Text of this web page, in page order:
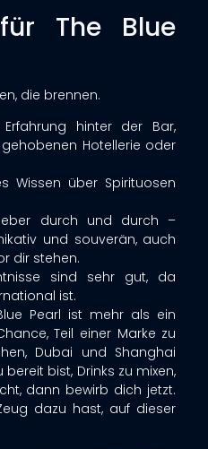
The Blue
die brennen.
hinter der Bar,
Hotellerie oder
Wissen über Spirituosen
durch und durch –
und souverän, auch
dir stehen.
sind sehr gut, da
ist.
Pearl ist mehr als ein
Teil einer Marke zu
Dubai und Shanghai
bereit bist, Drinks zu mixen,
dann bewirb dich jetzt.
dazu hast, auf dieser